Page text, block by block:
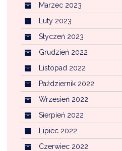
Marzec 2023
Luty 2023
Styczeń 2023
Grudzień 2022
Listopad 2022
Październik 2022
Wrzesień 2022
Sierpień 2022
Lipiec 2022
Czerwiec 2022